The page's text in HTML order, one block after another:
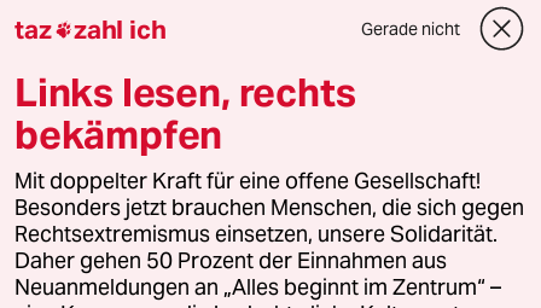
Downloads für Abonnierende
© 2026 taz Verlags und Vertriebs GmbH
Alle Rechte vorbehalten. Bei rechtlichen Fragen oder für Genehmigungen
wenden Sie sich bitte an
lizenzen@taz.de
Feedback Redaktionsstatut Kommune-Richtlinien
taz zahl ich Gerade nicht
Links lesen, rechts
bekämpfen
Mit doppelter Kraft für eine offene Gesellschaft!
Besonders jetzt brauchen Menschen, die sich gegen
Rechtsextremismus einsetzen, unsere Solidarität.
Daher gehen 50 Prozent der Einnahmen aus
Neuanmeldungen an „Alles beginnt im Zentrum“ –